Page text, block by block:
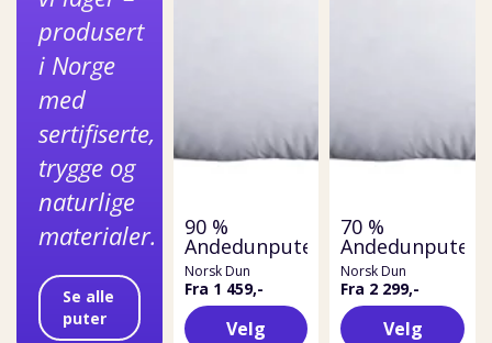
produsert
i Norge
med
sertifiserte,
trygge og
naturlige
materialer.
Se alle
puter
90 %
Andedunpute
Norsk Dun
Fra 1 459,-
Velg
70 %
Andedunpute
Norsk Dun
Fra 2 299,-
Velg